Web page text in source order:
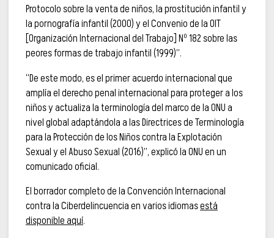
Protocolo sobre la venta de niños, la prostitución infantil y
la pornografía infantil (2000) y el Convenio de la OIT
[Organización Internacional del Trabajo] Nº 182 sobre las
peores formas de trabajo infantil (1999)”.
“De este modo, es el primer acuerdo internacional que
amplía el derecho penal internacional para proteger a los
niños y actualiza la terminología del marco de la ONU a
nivel global adaptándola a las Directrices de Terminología
para la Protección de los Niños contra la Explotación
Sexual y el Abuso Sexual (2016)”, explicó la ONU en un
comunicado oficial.
El borrador completo de la Convención Internacional
contra la Ciberdelincuencia en varios idiomasestá
disponible aquí.